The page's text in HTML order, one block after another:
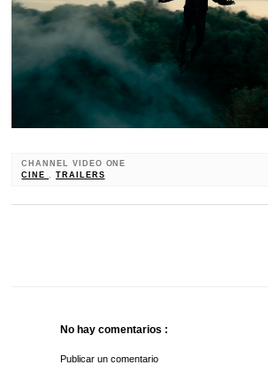
CHANNEL VIDEO ONE
CINE
TRAILERS
No hay comentarios :
Publicar un comentario